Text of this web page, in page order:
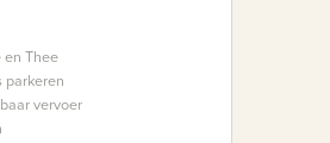
en Thee
parkeren
vervoer